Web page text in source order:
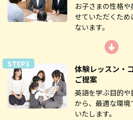
お子さまの性格
せていただくた
ないます。
STEP3
体験レッスン・
ご提案
英語を学ぶ目的や
から、最適な環
いたします。